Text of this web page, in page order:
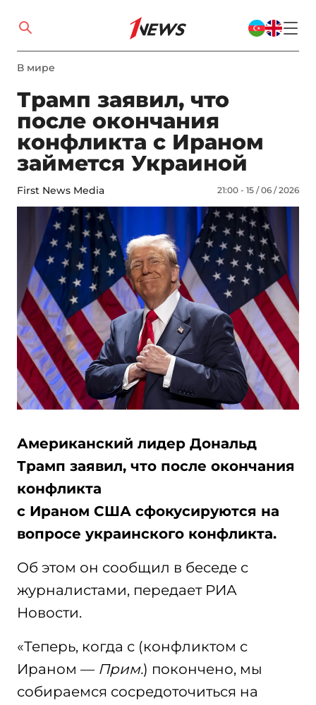
В мире
Трамп заявил, что
после окончания
конфликта с Ираном
займется Украиной
First News Media 21:00 - 15 / 06 / 2026
Американский лидер Дональд
Трамп заявил, что после окончания
конфликта
с Ираном США сфокусируются на
вопросе украинского конфликта.
Об этом он сообщил в беседе с
журналистами, передает РИА
Новости.
«Теперь, когда с (конфликтом с
Ираном — Прим.) покончено, мы
собираемся сосредоточиться на